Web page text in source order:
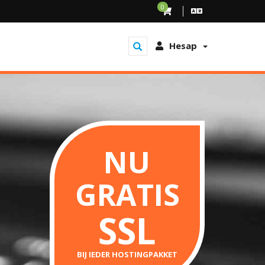
0
Hesap
NU
GRATIS
SSL
BIJ IEDER HOSTINGPAKKET